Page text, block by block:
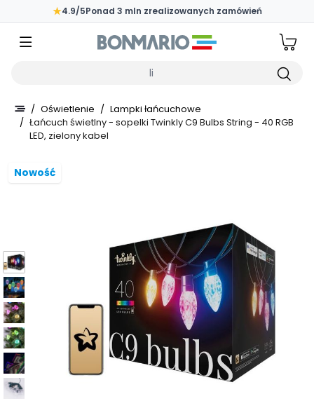
Przejdź do głównej zawartości strony
★4.9/5Ponad 3 mln zrealizowanych zamówień
/ Oświetlenie / Lampki łańcuchowe
/ Łańcuch świetlny - sopelki Twinkly C9 Bulbs String - 40 RGB
LED, zielony kabel
Nowość